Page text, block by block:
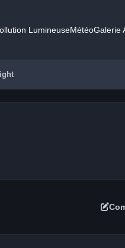
LumineuseMétéoGalerie